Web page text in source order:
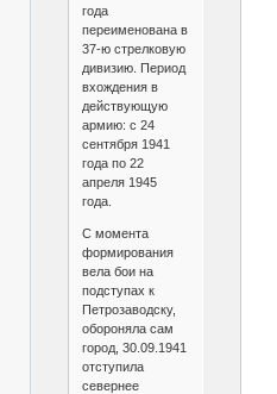
года
переименована в
37-ю стрелковую
дивизию. Период
вхождения в
действующую
армию: c 24
сентября 1941
года по 22
апреля 1945
года.
С момента
формирования
вела бои на
подступах к
Петрозаводску,
обороняла сам
город, 30.09.1941
отступила
севернее